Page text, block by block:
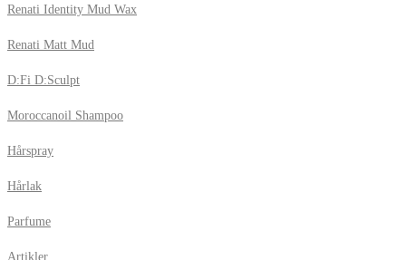
Renati Identity Mud Wax
Renati Matt Mud
D:Fi D:Sculpt
Moroccanoil Shampoo
Hårspray
Hårlak
Parfume
Artikler